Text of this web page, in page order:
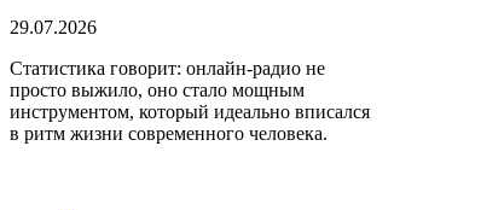
29.07.2026
Статистика говорит: онлайн-радио не
просто выжило, оно стало мощным
инструментом, который идеально вписался
в ритм жизни современного человека.